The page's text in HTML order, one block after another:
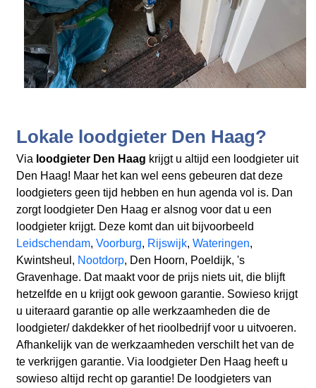
Lokale loodgieter Den Haag?
Via loodgieter Den Haag krijgt u altijd een loodgieter uit
Den Haag! Maar het kan wel eens gebeuren dat deze
loodgieters geen tijd hebben en hun agenda vol is. Dan
zorgt loodgieter Den Haag er alsnog voor dat u een
loodgieter krijgt. Deze komt dan uit bijvoorbeeld
Leidschendam, Voorburg, Rijswijk, Wateringen,
Kwintsheul, Nootdorp, Den Hoorn, Poeldijk, 's
Gravenhage. Dat maakt voor de prijs niets uit, die blijft
hetzelfde en u krijgt ook gewoon garantie. Sowieso krijgt
u uiteraard garantie op alle werkzaamheden die de
loodgieter/ dakdekker of het rioolbedrijf voor u uitvoeren.
Afhankelijk van de werkzaamheden verschilt het van de
te verkrijgen garantie. Via loodgieter Den Haag heeft u
sowieso altijd recht op garantie! De loodgieters van